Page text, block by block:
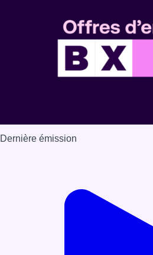
Dernière émission